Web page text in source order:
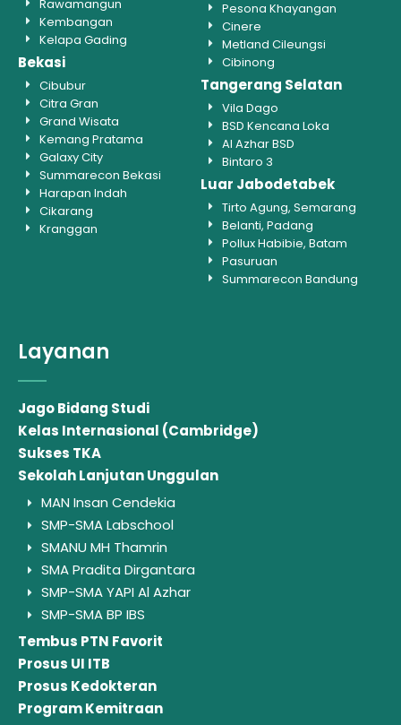
Layanan
Jago Bidang Studi
Kelas Internasional (Cambridge)
Sukses TKA
Sekolah Lanjutan Unggulan
MAN Insan Cendekia
SMP-SMA Labschool
SMANU MH Thamrin
SMA Pradita Dirgantara
SMP-SMA YAPI Al Azhar
SMP-SMA BP IBS
Tembus PTN Favorit
Prosus UI ITB
Prosus Kedokteran
Program Kemitraan
Rawamangun
Kembangan
Kelapa Gading
Bekasi
Cibubur
Citra Gran
Grand Wisata
Kemang Pratama
Galaxy City
Summarecon Bekasi
Harapan Indah
Cikarang
Kranggan
Pesona Khayangan
Cinere
Metland Cileungsi
Cibinong
Tangerang Selatan
Vila Dago
BSD Kencana Loka
Al Azhar BSD
Bintaro 3
Luar Jabodetabek
Tirto Agung, Semarang
Belanti, Padang
Pollux Habibie, Batam
Pasuruan
Summarecon Bandung